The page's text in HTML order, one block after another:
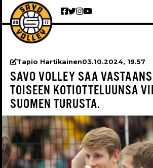
Siirry sisältöön
Tapio Hartikainen03.10.2024, 19.57
SAVO VOLLEY SAA
TOISEEN KOTIOTTELUUNSA
SUOMEN TURUSTA.